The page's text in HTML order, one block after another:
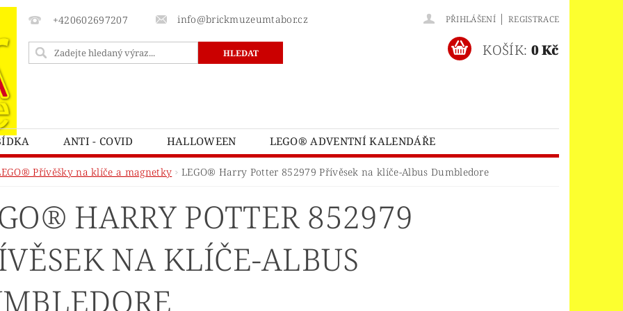
+420602697207 info@brickmuzeumtabor.cz PŘIHLÁŠENÍ | REGISTRACE
KOŠÍK: 0 Kč
ANTI - COVID HALLOWEEN
LEGO® ADVENTNÍ KALENDÁŘE
LEGO® ART LEGO® AVATAR
LEGO® BATMAN MOVIE
LEGO® CASTLE A KINGDOMS LEGO® CITY LEGO® CLASSIC
LEGO® DUPLO
LEGO® FRIENDS
LEGO® GÁBININ KOUZELNÝ DOMEK
POTTER LEGO® HIDDEN SIDE™
Přívěšky na klíče a magnetky LEGO® Harry Potter 852979 Přívěsek na klíče-Albus Dumbledore
HARRY POTTER 852979
NA KLÍČE-ALBUS